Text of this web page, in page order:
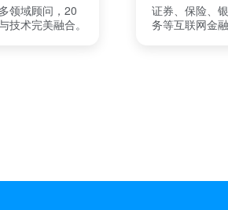
领域顾问，20
技术完美融合。
证券、保险、
务等互联网金